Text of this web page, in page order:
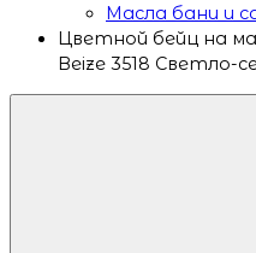
Масла бани и
Цветной бейц на
Beize 3518 Светло-